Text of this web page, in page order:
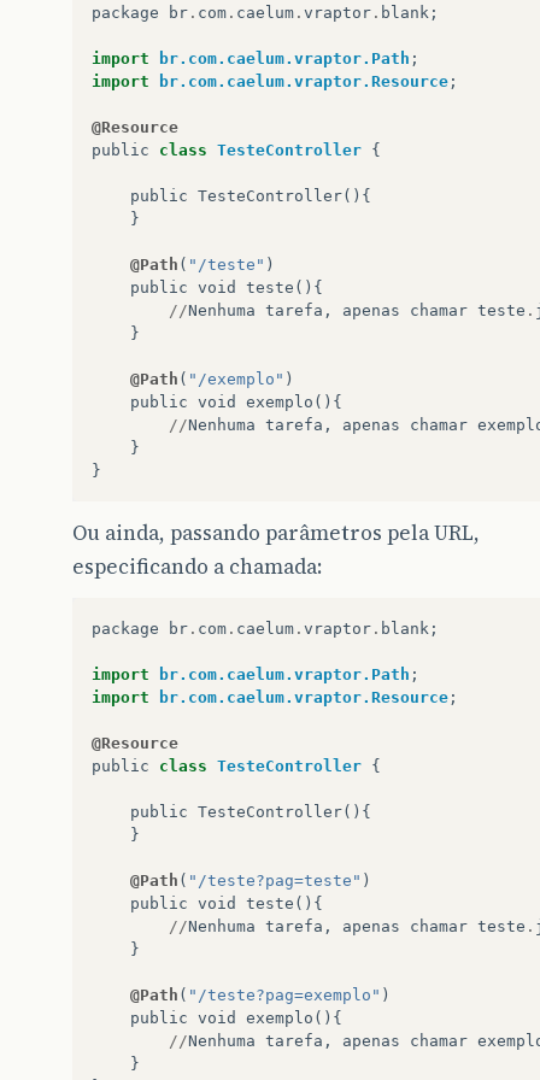
package br . com . caelum . vraptor . blank ;
import br.com.caelum.vraptor.Path ;
import
br.com.caelum.vraptor.Resource ;
@Resource
public
class TesteController {
public TesteController(){
}
@Path ( "/teste" )
public void teste (){
//Nenhuma tarefa , apenas chamar teste .
}
@Path ( "/exemplo" )
public void exemplo (){
//Nenhuma tarefa , apenas chamar
}
}
Ou ainda, passando parâmetros pela URL,
especificando a chamada:
package br . com . caelum . vraptor . blank ;
import br.com.caelum.vraptor.Path ;
import
br.com.caelum.vraptor.Resource ;
@Resource
public
class TesteController {
public TesteController(){
}
@Path ( "/teste?pag=teste" )
public void teste (){
//Nenhuma tarefa , apenas chamar teste .
}
@Path ( "/teste?pag=exemplo" )
public void exemplo (){
//Nenhuma tarefa , apenas chamar
}